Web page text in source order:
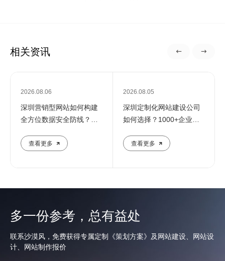
相关资讯
2026.08.06
深圳营销型网站如何构建
全方位数据安全防线？专
查看更多
2026.08.05
深圳定制化网站建设公司
如何选择？1000+企业推
查看更多
多一份参考，总有益处
联系沙漠风，免费获得专属定制《策划方案》及网站建设、网站设
计、网站制作报价